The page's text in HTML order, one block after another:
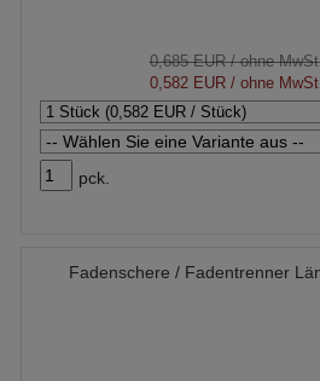
0,685 EUR/ ohne
0,582 EUR/ ohne
pck.
Fadenschere / Fadentrenner